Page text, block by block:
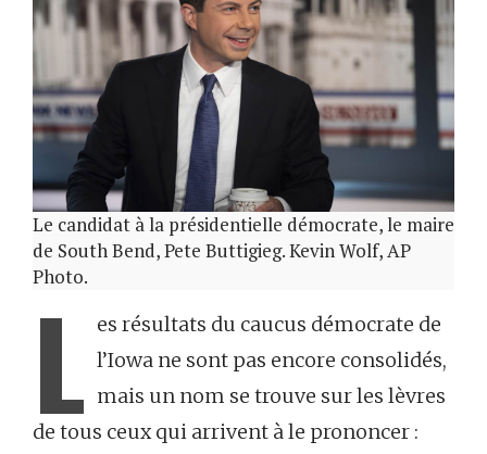
Le candidat à la présidentielle démocrate, le maire
de South Bend, Pete Buttigieg. Kevin Wolf, AP
Photo.
L es résultats du caucus démocrate de
l’Iowa ne sont pas encore consolidés,
mais un nom se trouve sur les lèvres
de tous ceux qui arrivent à le prononcer :